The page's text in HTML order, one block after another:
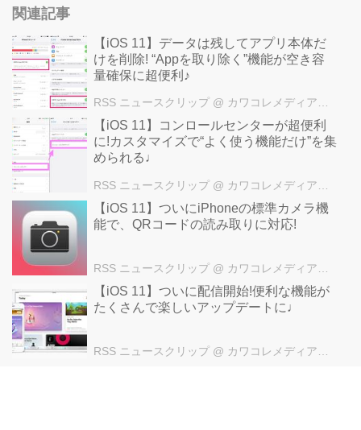
関連記事
【iOS 11】データは残してアプリ本体だ
けを削除! “Appを取り除く”機能が空き容
量確保に超便利♪
RSS ニュースクリップ @ カワコレメディア編集部
【iOS 11】コンロールセンターが超便利
に!カスタマイズで“よく使う機能だけ”を集
められる♩
RSS ニュースクリップ @ カワコレメディア編集部
【iOS 11】ついにiPhoneの標準カメラ機
能で、QRコードの読み取りに対応!
RSS ニュースクリップ @ カワコレメディア編集部
【iOS 11】ついに配信開始!便利な機能が
たくさんで楽しいアップデートに♩
RSS ニュースクリップ @ カワコレメディア編集部